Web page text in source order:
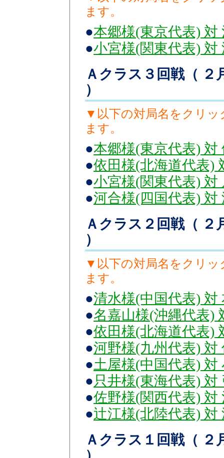
ます。
●本郷様(東京代表) 対
●小宮様(関東代表) 対
Ａクラス３回戦（ ２
）
▼以下の対局名をクリッ
ます。
●本郷様(東京代表) 対
●依田様(北海道代表)
●小宮様(関東代表) 対
●河合様(四国代表) 対
Ａクラス２回戦（ ２
）
▼以下の対局名をクリッ
ます。
●清水様(中国代表) 対
●名嘉山様(沖縄代表)
●依田様(北海道代表)
●河野様(九州代表) 対
●土屋様(中国代表)
●只井様(東海代表)
●佐野様(関西代表) 対
●辻江様(北陸代表) 対
Ａクラス１回戦（ ２